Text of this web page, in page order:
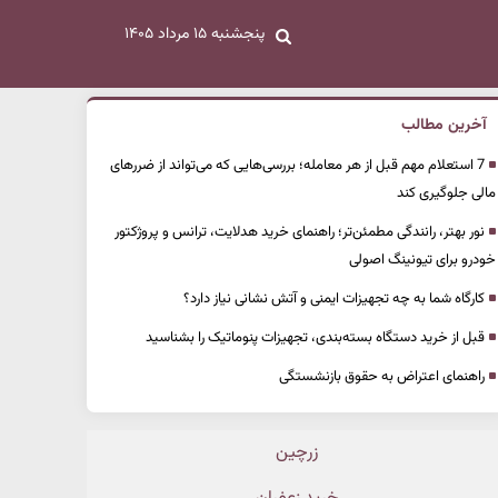
پنجشنبه ۱۵ مرداد ۱۴۰۵
آخرین مطالب
7 استعلام مهم قبل از هر معامله؛ بررسی‌هایی که می‌تواند از ضررهای
مالی جلوگیری کند
نور بهتر، رانندگی مطمئن‌تر؛ راهنمای خرید هدلایت، ترانس و پروژکتور
خودرو برای تیونینگ اصولی
کارگاه شما به چه تجهیزات ایمنی و آتش نشانی نیاز دارد؟
قبل از خرید دستگاه بسته‌بندی، تجهیزات پنوماتیک را بشناسید
راهنمای اعتراض به حقوق بازنشستگی
زرچین